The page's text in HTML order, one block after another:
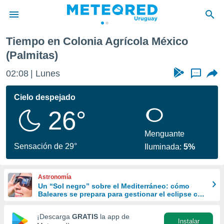
de
por
para
que se
calidad.
las
y
forma
basada
Tiempo en Colonia Agrícola México
(Palmitas)
02:08 Lunes ...
Cielo despejado
26°
Sensación de 29°
Menguante
Iluminada:5%
Astronomía
Un “Sol negro” sobre el Mediterráneo: cómo
Baleares se prepara para gestionar el eclipse con
¡Descarga GRATIS la app de
Instalar